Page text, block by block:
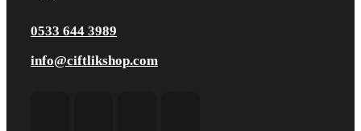
0533 644 3989
info@ciftlikshop.com